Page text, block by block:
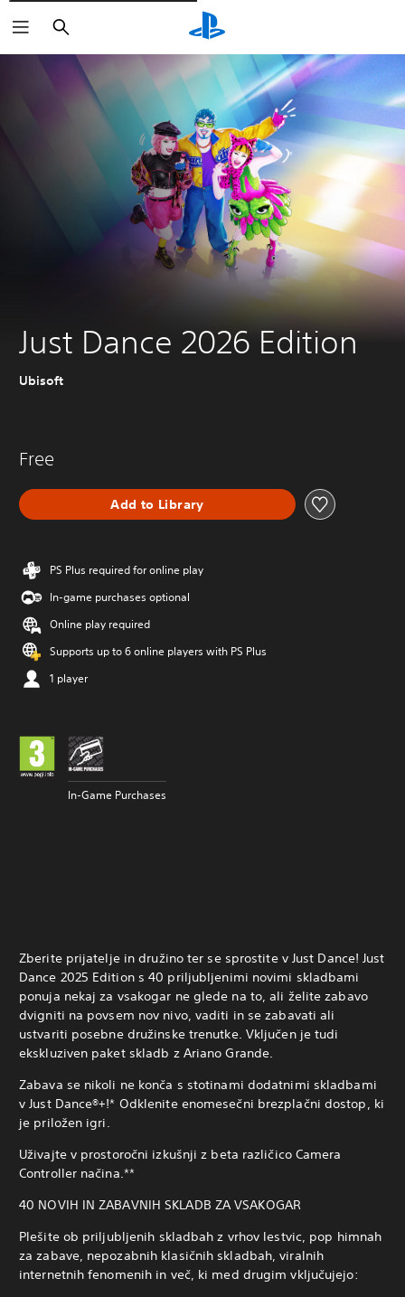
Išči
Just Dance 2026 Edition
Ubisoft
Free
Add to Library
PS Plus required for online play
In-game purchases optional
Online play required
Supports up to 6 online players with PS Plus
1 player
In-Game Purchases
Zberite prijatelje in družino ter se sprostite v Just Dance! Just
Dance 2025 Edition s 40 priljubljenimi novimi skladbami
ponuja nekaj za vsakogar ne glede na to, ali želite zabavo
dvigniti na povsem nov nivo, vaditi in se zabavati ali
ustvariti posebne družinske trenutke. Vključen je tudi
ekskluziven paket skladb z Ariano Grande.
Zabava se nikoli ne konča s stotinami dodatnimi skladbami
v Just Dance®+!* Odklenite enomesečni brezplačni dostop, ki
je priložen igri.
Uživajte v prostoročni izkušnji z beta različico Camera
Controller načina.**
40 NOVIH IN ZABAVNIH SKLADB ZA VSAKOGAR
Plešite ob priljubljenih skladbah z vrhov lestvic, pop himnah
za zabave, nepozabnih klasičnih skladbah, viralnih
internetnih fenomenih in več, ki med drugim vključujejo: